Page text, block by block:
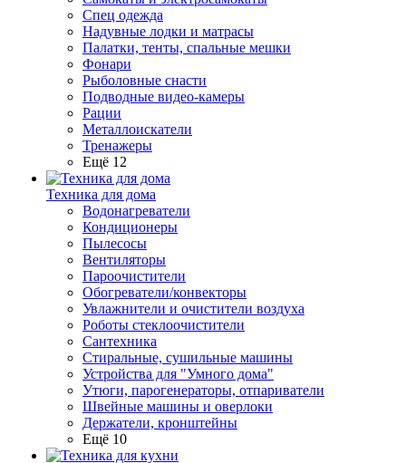
Спец одежда
Надувные лодки и матрасы
Палатки, тенты, спальные мешки
Фонари
Рыболовные снасти
Подводные видео-камеры
Рации
Металлоискатели
Тренажеры
Ещё 12
Техника для дома
Водонагреватели
Кондиционеры
Пылесосы
Вентиляторы
Пароочистители
Обогреватели/конвекторы
Увлажнители и очистители воздуха
Роботы стеклоочистители
Сантехника
Стиральные, сушильные машины
Устройства для "Умного дома"
Утюги, парогенераторы, отпариватели
Швейные машины и оверлоки
Держатели, кронштейны
Ещё 10